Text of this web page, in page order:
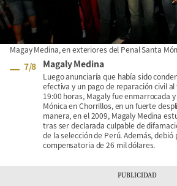
Magay Medina, en exteriores del Penal Santa
7/8 Magaly Medina
Luego anunciaría que había sido
efectiva y un pago de reparación civil
19:00 horas, Magaly fue enmarrocada
Mónica en Chorrillos, en un fuerte
manera, en el 2009, Magaly Medina
tras ser declarada culpable de
de la selección de Perú. Además, debió
compensatoria de 26 mil dólares.